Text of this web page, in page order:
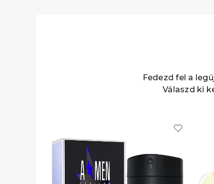
Fedezd fel a
Válaszd ki